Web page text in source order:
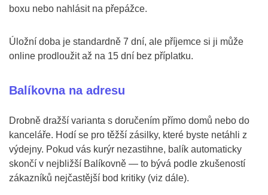
boxu nebo nahlásit na přepážce.
Úložní doba je standardně 7 dní, ale příjemce si ji může
online prodloužit až na 15 dní bez příplatku.
Balíkovna na adresu
Drobně dražší varianta s doručením přímo domů nebo do
kanceláře. Hodí se pro těžší zásilky, které byste netáhli z
výdejny. Pokud vás kurýr nezastihne, balík automaticky
skončí v nejbližší Balíkovně — to bývá podle zkušeností
zákazníků nejčastější bod kritiky (viz dále).